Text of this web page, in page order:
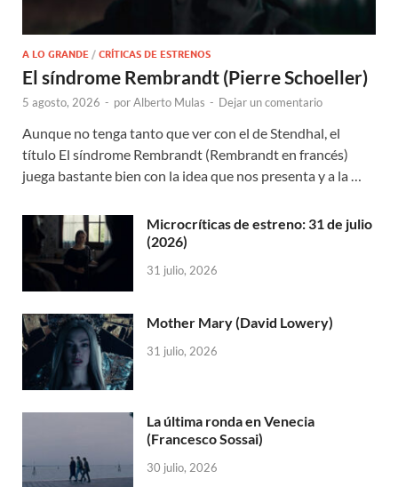
A LO GRANDE / CRÍTICAS DE ESTRENOS
El síndrome Rembrandt (Pierre Schoeller)
5 agosto, 2026 - porAlberto Mulas - Dejar un comentario
Aunque no tenga tanto que ver con el de Stendhal, el
título El síndrome Rembrandt (Rembrandt en francés)
juega bastante bien con la idea que nos presenta y a la …
Microcríticas de estreno: 31 de julio
(2026)
31 julio, 2026
Mother Mary (David Lowery)
31 julio, 2026
La última ronda en Venecia
(Francesco Sossai)
30 julio, 2026